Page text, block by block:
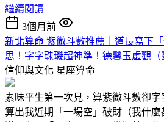
繼續閱讀
3個月前
新北算命 紫微斗數推薦｜道長寫下
思！字字珠璣超神準！德馨玉虛觀（
信仰與文化 星座算命
素昧平生第一次見，算紫微斗數卻
算出我近期「一場空」破財（我什